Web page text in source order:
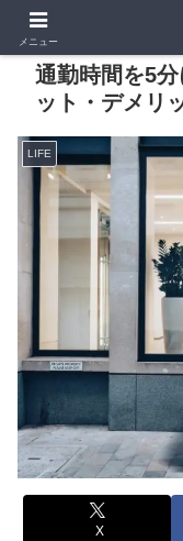
通勤時間を5
ット・デメリ
LIFE
X
メニュー